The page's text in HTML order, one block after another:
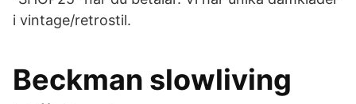
i vintage/retrostil.
Beckman slowliving